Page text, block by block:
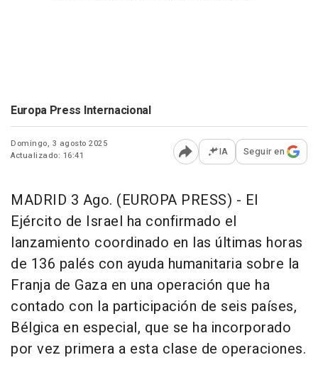
Europa Press Internacional
Domingo, 3 agosto 2025
Actualizado: 16:41
Abrir opciones para
IA Seguir en
MADRID 3 Ago. (EUROPA PRESS) - El
Ejército de Israel ha confirmado el
lanzamiento coordinado en las últimas horas
de 136 palés con ayuda humanitaria sobre la
Franja de Gaza en una operación que ha
contado con la participación de seis países,
Bélgica en especial, que se ha incorporado
por vez primera a esta clase de operaciones.